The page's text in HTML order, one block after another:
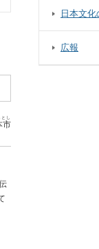
市
し
日本文
広報